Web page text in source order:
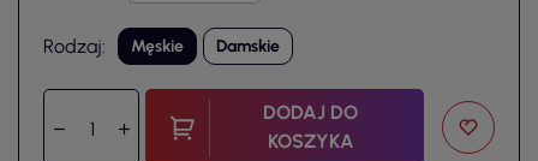
Rodzaj: Męskie Damskie
DODAJ DO
KOSZYKA